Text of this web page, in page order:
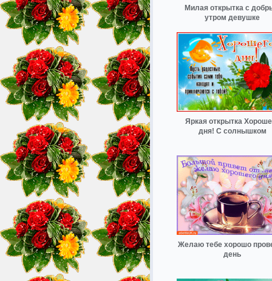
Милая открытка с
утром девушке
Яркая открытка
дня! С солнышком
Желаю тебе хорошо
день